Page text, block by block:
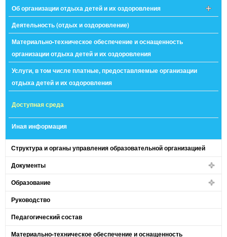
Об организации отдыха детей и их оздоровления
Деятельность (отдых и оздоровление)
Материально-техническое обеспечение и оснащенность
организации отдыха детей и их оздоровления
Услуги, в том числе платные, предоставляемые организации
отдыха детей и их оздоровления
Доступная среда
Иная информация
Структура и органы управления образовательной организацией
Документы
Образование
Руководство
Педагогический состав
Материально-техническое обеспечение и оснащенность